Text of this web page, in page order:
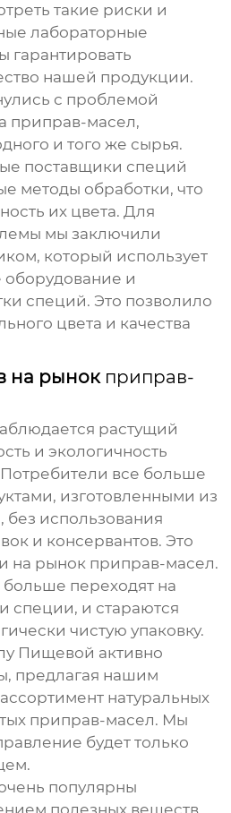
такие риски и
лабораторные
гарантировать
нашей продукции.
с проблемой
приправ-масел,
и того же сырья.
поставщики специй
методы обработки, что
их цвета. Для
мы заключили
который использует
и
специй. Это позволило
цвета и качества
на рынок приправ-
растущий
и экологичность
все больше
изготовленными из
без использования
и консервантов. Это
на рынок приправ-масел.
переходят на
специи, и стараются
чистую упаковку.
Пищевой активно
предлагая нашим
натуральных
приправ-масел. Мы
будет только
популярны